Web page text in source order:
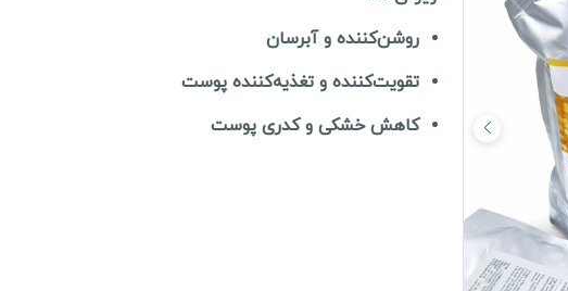
روشن‌کننده و آبرسان
تقویت‌کننده و تغذیه‌کننده پوست
کاهش خشکی و کدری پوست